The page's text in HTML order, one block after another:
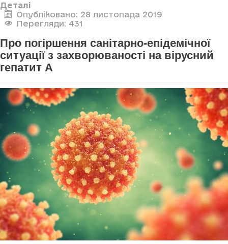
Деталі
Опубліковано: 28 листопада 2019
Перегляди: 431
Про погіршення санітарно-епідемічної
ситуації з захворюваності на вірусний
гепатит А